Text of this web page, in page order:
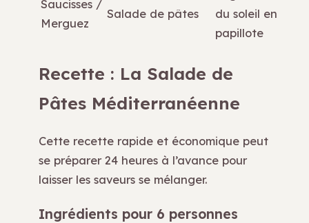
Saucisses /
Merguez
Salade de pâtes
du soleil en
papillote
Recette : La Salade de
Pâtes Méditerranéenne
Cette recette rapide et économique peut
se préparer 24 heures à l’avance pour
laisser les saveurs se mélanger.
Ingrédients pour 6 personnes